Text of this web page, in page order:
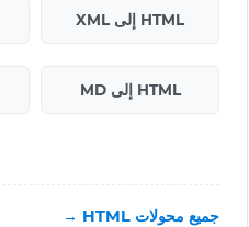
HTML إلى XML
HTML إلى MD
جميع محولات HTML →